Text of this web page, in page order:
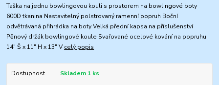
Taška na jednu bowlingovou kouli s prostorem na bowlingové boty
600D tkanina Nastavitelný polstrovaný ramenní popruh Boční
odvětrávaná přihrádka na boty Velká přední kapsa na příslušenství
Pěnový držák bowlingové koule Svařované ocelové kování na popruhu
14" Š x 11" H x 13" Vcelý popis
Dostupnost Skladem 1 ks